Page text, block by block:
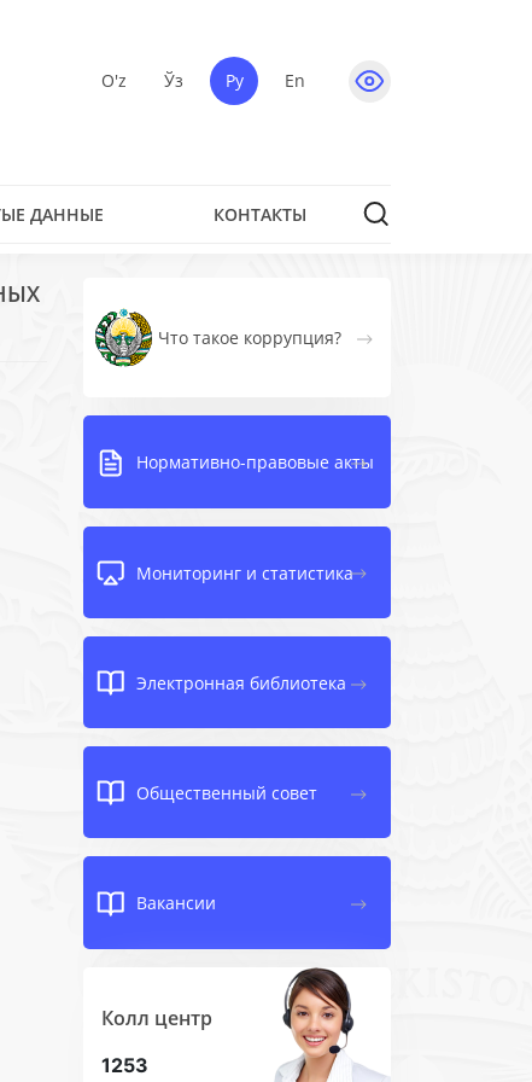
O'z Ўз Ру En
ДАННЫЕ КОНТАКТЫ
Что такое коррупция?
Нормативно-правовые акты
Мониторинг и статистика
Электронная библиотека
Общественный совет
Вакансии
Колл центр
1253